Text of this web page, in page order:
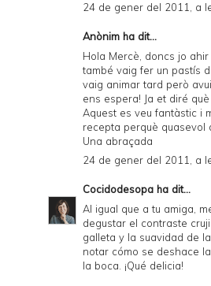
24 de gener del 2011, a
Anònim ha dit...
Hola Mercè, doncs jo
també vaig fer un pastís
vaig animar tard però
ens espera! Ja et diré
Aquest es veu fantàstic i
recepta perquè quasevol
Una abraçada
24 de gener del 2011, a
Cocidodesopa ha dit...
Al igual que a tu amiga,
degustar el contraste
galleta y la suavidad de
notar cómo se deshace
la boca. ¡Qué delicia!